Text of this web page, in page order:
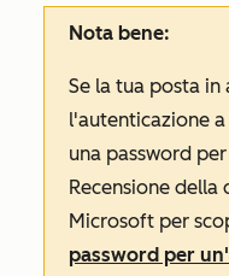
Nota bene:
Se la tua posta
l'autenticazione
una password
Recensione
Microsoft per
password per